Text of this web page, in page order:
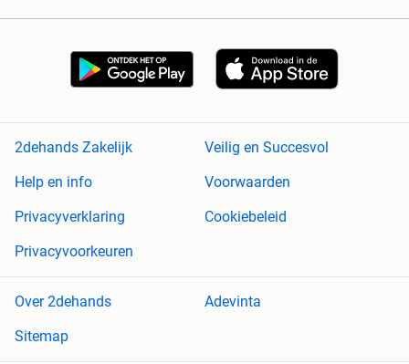
2dehands Zakelijk
Veilig en Succesvol
Help en info
Voorwaarden
Privacyverklaring
Cookiebeleid
Privacyvoorkeuren
Over 2dehands
Adevinta
Sitemap